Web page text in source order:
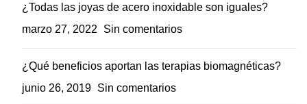
¿Todas las joyas de acero inoxidable son iguales?
marzo 27, 2022
Sin comentarios
¿Qué beneficios aportan las terapias biomagnéticas?
junio 26, 2019 Sin comentarios